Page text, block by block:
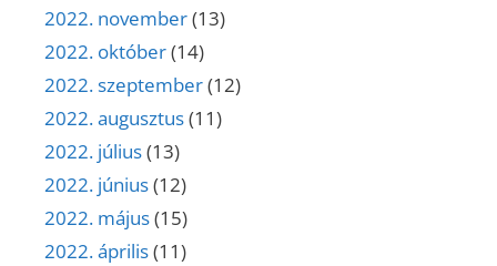
2022. november(13)
2022. október(14)
2022. szeptember(12)
2022. augusztus(11)
2022. július(13)
2022. június(12)
2022. május(15)
2022. április(11)